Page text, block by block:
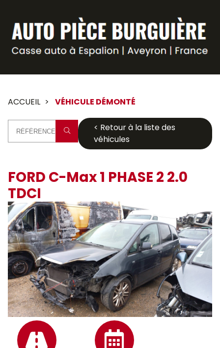
ACCUEIL VÉHICULE DÉMONTÉ
< Retour à la liste des
véhicules
FORD C-Max 1 PHASE 2 2.0
TDCI